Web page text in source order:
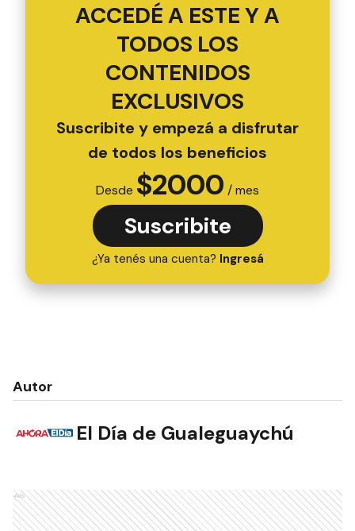
ACCEDÉ A ESTE Y A
TODOS LOS
CONTENIDOS
EXCLUSIVOS
Suscribite y empezá a disfrutar
de todos los beneficios
Desde $2000 / mes
Suscribite
¿Ya tenés una cuenta? Ingresá
Autor
El Día de Gualeguaychú
Ads